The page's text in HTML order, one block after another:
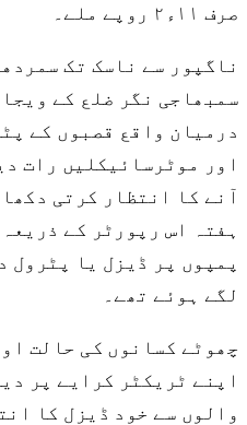
صرف ۱۱ء۲ روپے ملے۔
ناگپور سے ناسک تک
سمبھاجی نگر ضلع کے
درمیان واقع قصبوں کے
اور موٹرسائیکلیں رات
آنے کا انتظار کرتی
ہفتہ اس رپورٹر کے
پمپوں پر ڈیزل یا پٹرول
لگے ہوئے تھے۔
چھوٹے کسانوں کی حالت
اپنے ٹریکٹر کرایے پر
والوں سے خود ڈیزل کا